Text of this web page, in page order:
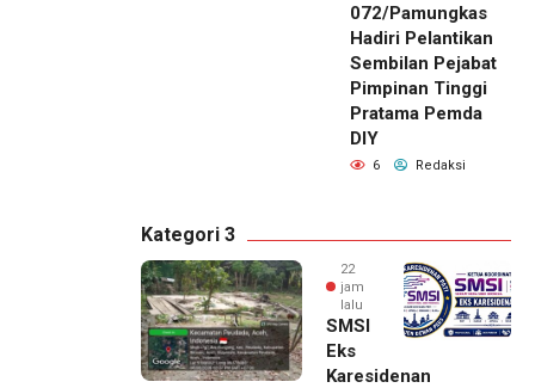
072/Pamungkas
Hadiri Pelantikan
Sembilan Pejabat
Pimpinan Tinggi
Pratama Pemda
DIY
6 Redaksi
Kategori 3
22
jam
lalu
SMSI
Eks
Karesidenan